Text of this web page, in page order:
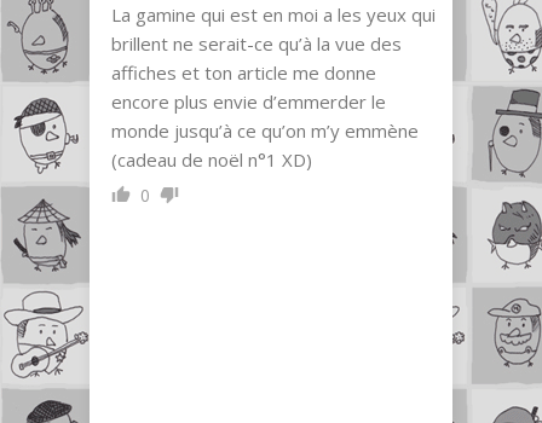
La gamine qui est en moi a les yeux qui
brillent ne serait-ce qu’à la vue des
affiches et ton article me donne
encore plus envie d’emmerder le
monde jusqu’à ce qu’on m’y emmène
(cadeau de noël n°1 XD)
0